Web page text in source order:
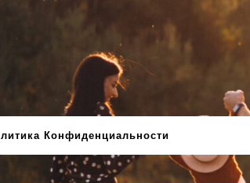
Конфиденциальности